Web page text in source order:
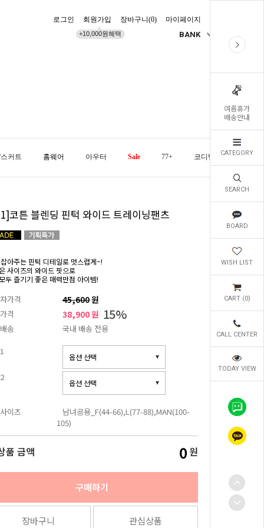
여름휴가
배송안내
CATEGORY
SEARCH
BOARD
WISH LIST
CART (0)
CALL CENTER
TODAY VIEW
로그인 회원가입
+10,000원혜택
장바구니(0) 마이페이지
BANK
커트 홈웨어 아우터 Sale 77+ 코디템 오늘발송
코튼 블렌딩 핀턱 와이드 트레이닝팬츠
아주는 핀턱 디테일로 멋스럽게~!
사이즈의 와이드 핏으로
두 즐기기 좋은 매력만점 아이템!
가격 45,600원
격 38,900 원 15%
송
국내 배송 전용
이즈
남녀공용_F(44-66),L(77-88),MAN(100-
105)
품 금액 0 원
구매하기
장바구니 관심상품